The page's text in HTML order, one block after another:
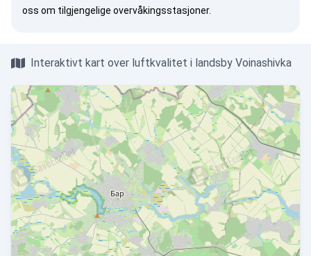
oss om tilgjengelige overvåkingsstasjoner.
Interaktivt kart over luftkvalitet i landsby Voinashivka